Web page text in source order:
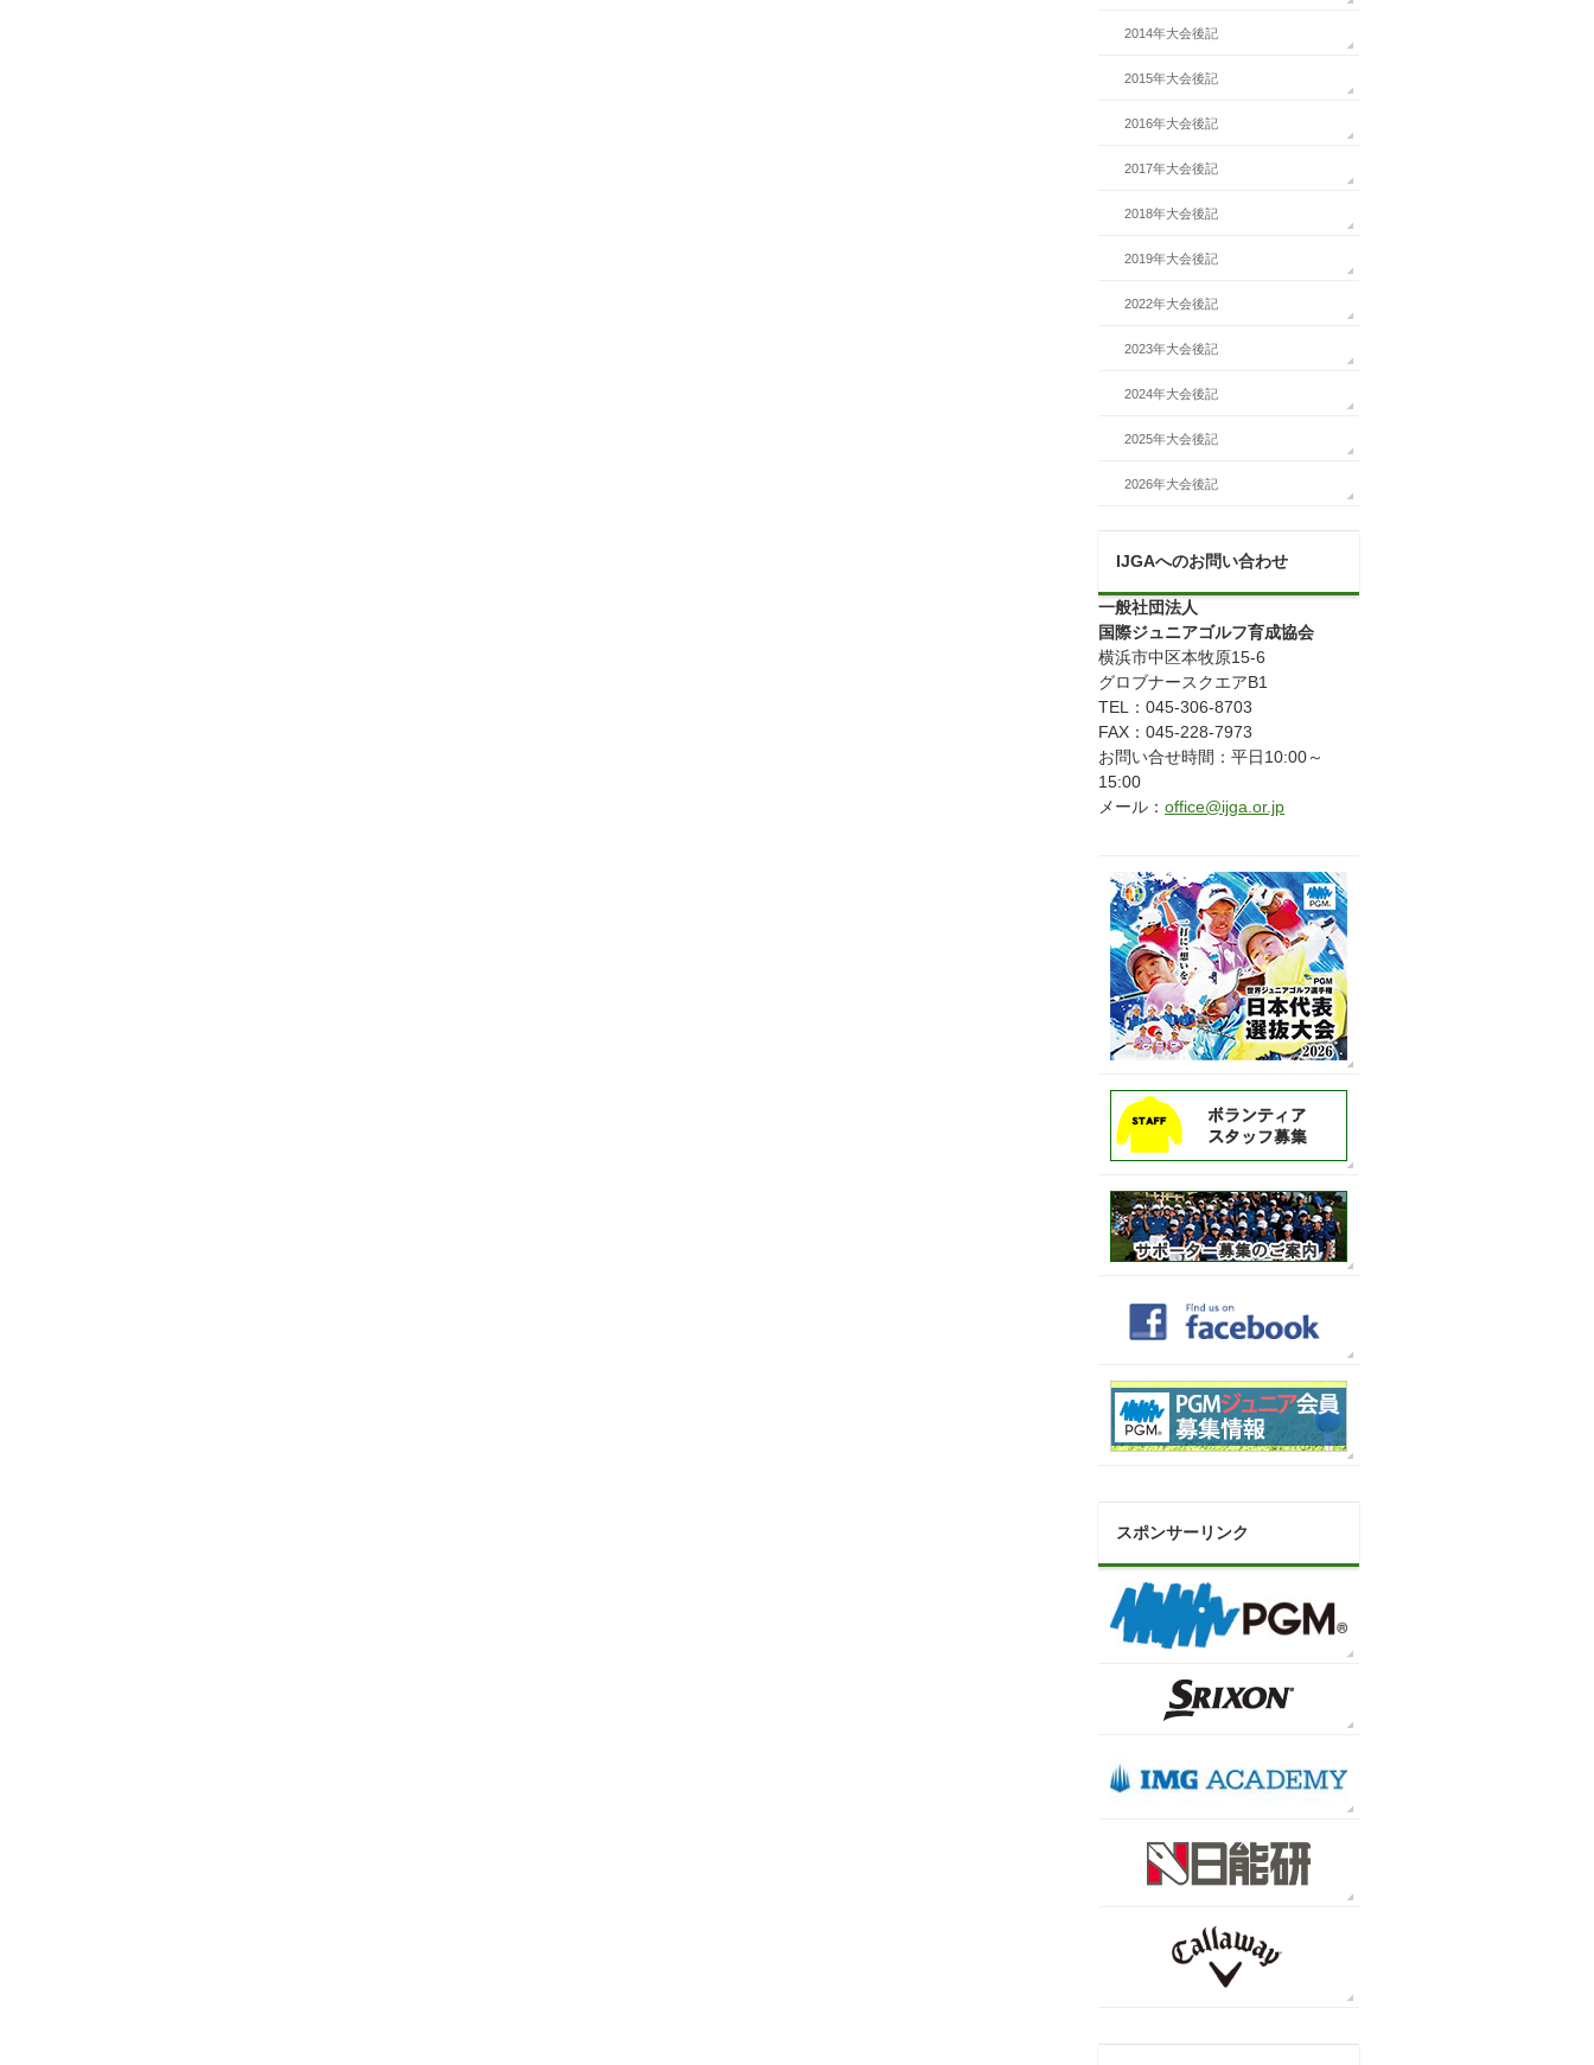
2014年大会後記
2015年大会後記
2016年大会後記
2017年大会後記
2018年大会後記
2019年大会後記
2022年大会後記
2023年大会後記
2024年大会後記
2025年大会後記
2026年大会後記
IJGAへのお問い合わせ
一般社団法人
国際ジュニアゴルフ育成協会
横浜市中区本牧原15-6
グロブナースクエアB1
TEL：045-306-8703
FAX：045-228-7973
お問い合せ時間：平日10:00～
15:00
メール： office@ijga.or.jp
スポンサーリンク